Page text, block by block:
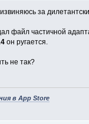
за
файл частичной
он ругается.
не так?
в App Store